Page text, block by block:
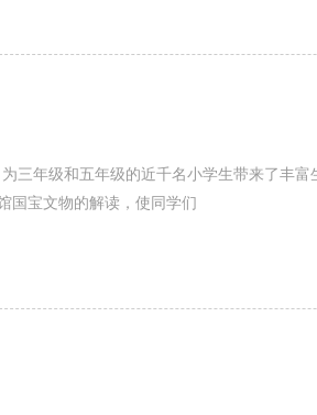
三年级和五年级的近千名小学生带来了丰
国宝文物的解读，使同学们